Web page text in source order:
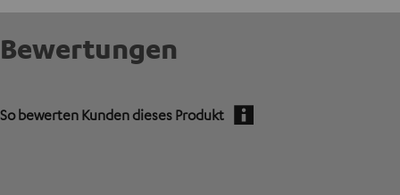
Bewertungen
So bewerten Kunden dieses Produkt